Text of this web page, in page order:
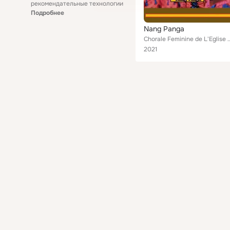
рекомендательные технологии
Подробнее
Nang Panga
Chorale Feminine
2021